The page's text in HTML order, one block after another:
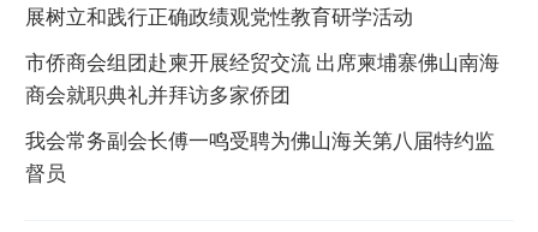
展树立和践行正确政绩观党性教育研学活动
市侨商会组团赴柬开展经贸交流 出席柬埔寨佛山南海
商会就职典礼并拜访多家侨团
我会常务副会长傅一鸣受聘为佛山海关第八届特约监
督员